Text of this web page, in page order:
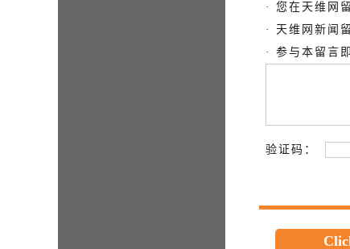
· 您在天维网
· 天维网新闻
· 参与本留言
验证码：